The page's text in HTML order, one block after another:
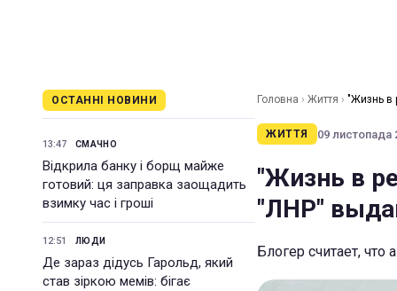
ОСТАННІ НОВИНИ
13:47 СМАЧНО
Відкрила банку і борщ майже
готовий: ця заправка заощадить
взимку час і гроші
12:51 ЛЮДИ
Де зараз дідусь Гарольд, який
став зіркою мемів: бігає
Головна › Життя › "Жизнь в
ЖИТТЯ 09 листопада
"Жизнь в
"ЛНР"
Блогер считает,